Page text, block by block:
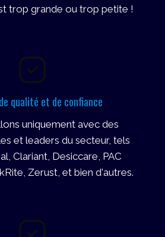
trop grande ou trop petite !
qualité et de confiance
uniquement avec des
et leaders du secteur, tels
Clariant, Desiccare, PAC
Zerust, et bien d'autres.